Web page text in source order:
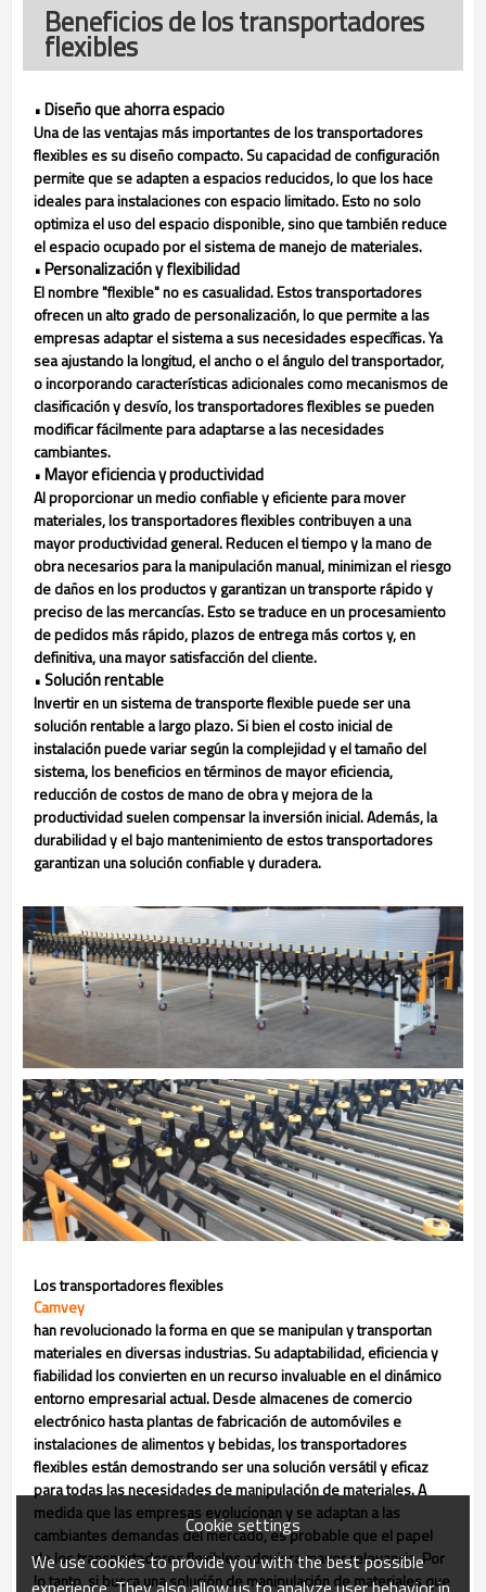
Beneficios de los transportadores
flexibles
•Diseño que ahorra espacio
Una de las ventajas más importantes de los transportadores
flexibles es su diseño compacto. Su capacidad de configuración
permite que se adapten a espacios reducidos, lo que los hace
ideales para instalaciones con espacio limitado. Esto no solo
optimiza el uso del espacio disponible, sino que también reduce
el espacio ocupado por el sistema de manejo de materiales.
•Personalización y flexibilidad
El nombre "flexible" no es casualidad. Estos transportadores
ofrecen un alto grado de personalización, lo que permite a las
empresas adaptar el sistema a sus necesidades específicas. Ya
sea ajustando la longitud, el ancho o el ángulo del transportador,
o incorporando características adicionales como mecanismos de
clasificación y desvío, los transportadores flexibles se pueden
modificar fácilmente para adaptarse a las necesidades
cambiantes.
•Mayor eficiencia y productividad
Al proporcionar un medio confiable y eficiente para mover
materiales, los transportadores flexibles contribuyen a una
mayor productividad general. Reducen el tiempo y la mano de
obra necesarios para la manipulación manual, minimizan el riesgo
de daños en los productos y garantizan un transporte rápido y
preciso de las mercancías. Esto se traduce en un procesamiento
de pedidos más rápido, plazos de entrega más cortos y, en
definitiva, una mayor satisfacción del cliente.
•Solución rentable
Invertir en un sistema de transporte flexible puede ser una
solución rentable a largo plazo. Si bien el costo inicial de
instalación puede variar según la complejidad y el tamaño del
sistema, los beneficios en términos de mayor eficiencia,
reducción de costos de mano de obra y mejora de la
productividad suelen compensar la inversión inicial. Además, la
durabilidad y el bajo mantenimiento de estos transportadores
garantizan una solución confiable y duradera.
Los transportadores flexibles
Camvey
han revolucionado la forma en que se manipulan y transportan
materiales en diversas industrias. Su adaptabilidad, eficiencia y
fiabilidad los convierten en un recurso invaluable en el dinámico
entorno empresarial actual. Desde almacenes de comercio
electrónico hasta plantas de fabricación de automóviles e
instalaciones de alimentos y bebidas, los transportadores
flexibles están demostrando ser una solución versátil y eficaz
para todas las necesidades de manipulación de materiales. A
medida que las empresas evolucionan y se adaptan a las
cambiantes demandas del mercado, es probable que el papel
de los transportadores flexibles adquiera mayor relevancia. Por
lo tanto, si busca una solución de manipulación de materiales que
Cookie settings
We use cookies to provide you with the best possible